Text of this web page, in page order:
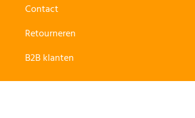
Contact
Retourneren
B2B klanten